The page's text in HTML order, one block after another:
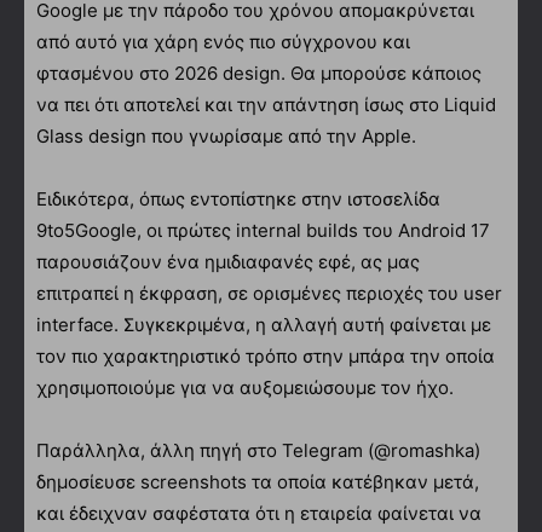
Google με την πάροδο του χρόνου απομακρύνεται
από αυτό για χάρη ενός πιο σύγχρονου και
φτασμένου στο 2026 design. Θα μπορούσε κάποιος
να πει ότι αποτελεί και την απάντηση ίσως στο Liquid
Glass design που γνωρίσαμε από την Apple.
Ειδικότερα, όπως εντοπίστηκε στην ιστοσελίδα
9to5Google, οι πρώτες internal builds του Android 17
παρουσιάζουν ένα ημιδιαφανές εφέ, ας μας
επιτραπεί η έκφραση, σε ορισμένες περιοχές του user
interface. Συγκεκριμένα, η αλλαγή αυτή φαίνεται με
τον πιο χαρακτηριστικό τρόπο στην μπάρα την οποία
χρησιμοποιούμε για να αυξομειώσουμε τον ήχο.
Παράλληλα, άλλη πηγή στο Telegram (@romashka)
δημοσίευσε screenshots τα οποία κατέβηκαν μετά,
και έδειχναν σαφέστατα ότι η εταιρεία φαίνεται να